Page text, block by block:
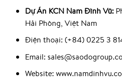
Dự Án KCN Nam Đình Vũ:
Hải Phòng, Việt Nam
Điện thoại: (+84) 0225 3
Email:
Website: